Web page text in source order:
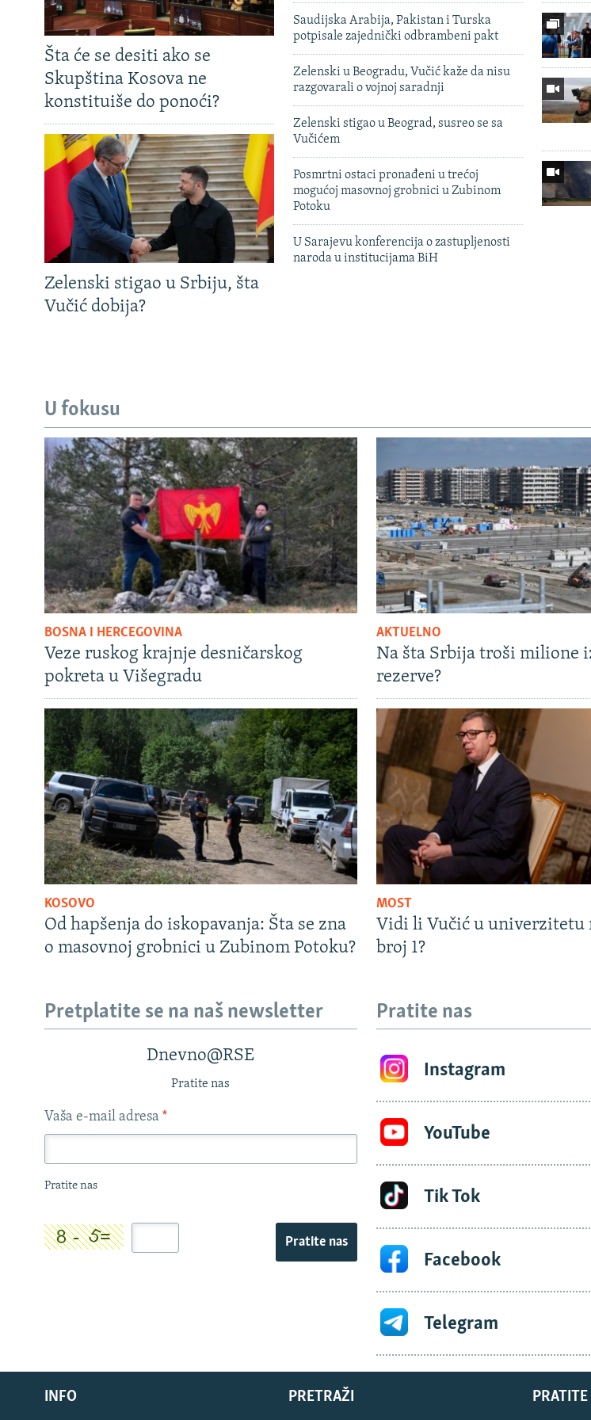
Šta će se desiti ako se
Skupština Kosova ne
konstituiše do ponoći?
Zelenski stigao u Srbiju, šta
Vučić dobija?
Saudijska Arabija, Pakistan i Turska
potpisale zajednički odbrambeni pakt
Zelenski u Beogradu, Vučić kaže da nisu
razgovarali o vojnoj saradnji
Zelenski stigao u Beograd, susreo se sa
Vučićem
Posmrtni ostaci pronađeni u trećoj
mogućoj masovnoj grobnici u Zubinom
Potoku
U Sarajevu konferencija o zastupljenosti
naroda u institucijama BiH
U fokusu
BOSNA I HERCEGOVINA
Veze ruskog krajnje desničarskog
pokreta u Višegradu
AKTUELNO
Na šta Srbija troši milione
rezerve?
KOSOVO
Od hapšenja do iskopavanja: Šta se zna
o masovnoj grobnici u Zubinom Potoku?
MOST
Vidi li Vučić u univerzitetu
broj 1?
Pretplatite se na naš newsletter
Dnevno@RSE
Pratite nas
Vaša e-mail adresa *
Pratite nas
Pratite nas
Pratite nas
Instagram
YouTube
Tik Tok
Facebook
Telegram
PRATITE
INFO PRETRAŽI